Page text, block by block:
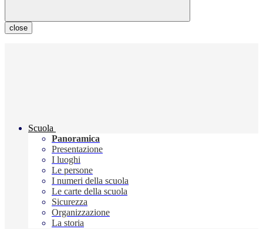
close
Scuola
Panoramica
Presentazione
I luoghi
Le persone
I numeri della scuola
Le carte della scuola
Sicurezza
Organizzazione
La storia